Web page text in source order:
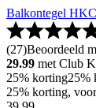
Balkontegel
(27)Beoordeeld
29.99 met Club
25% korting25%
25% korting,